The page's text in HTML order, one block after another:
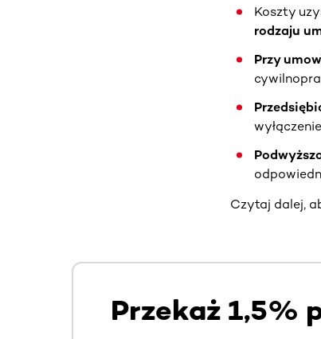
Koszty
rodzaju
Przy
Czytaj dalej,
Przekaż 1,5%